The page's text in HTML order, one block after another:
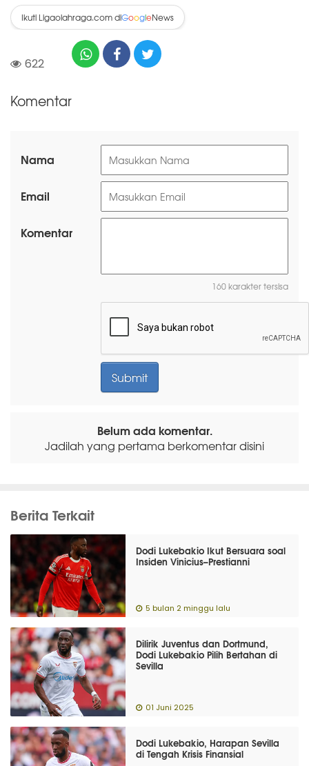
Ikuti Ligaolahraga.com diGoogleNews
622
Komentar
Nama
Email
Komentar
160 karakter tersisa
Belum ada komentar.
Jadilah yang pertama berkomentar disini
Berita Terkait
Dodi Lukebakio Ikut Bersuara soal
Insiden Vinicius–Prestianni
5 bulan 2 minggu lalu
Dilirik Juventus dan Dortmund,
Dodi Lukebakio Pilih Bertahan di
Sevilla
01 Juni 2025
Dodi Lukebakio, Harapan Sevilla
di Tengah Krisis Finansial